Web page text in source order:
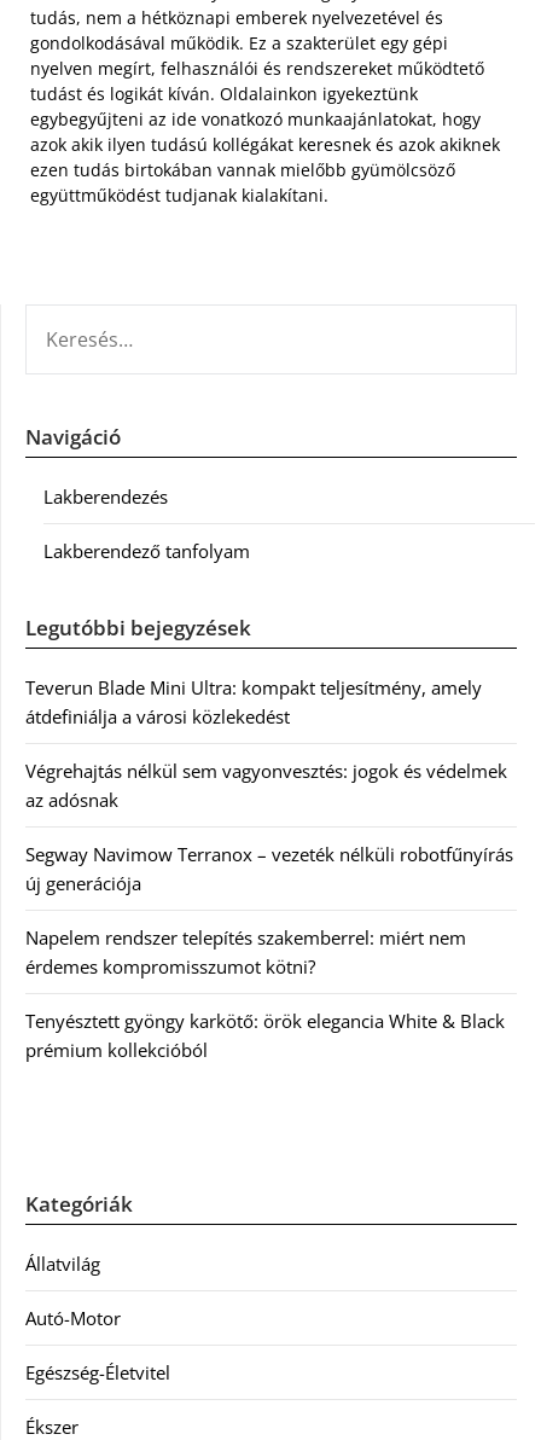
tudás, nem a hétköznapi emberek nyelvezetével és
gondolkodásával működik. Ez a szakterület egy gépi
nyelven megírt, felhasználói és rendszereket működtető
tudást és logikát kíván. Oldalainkon igyekeztünk
egybegyűjteni az ide vonatkozó munkaajánlatokat, hogy
azok akik ilyen tudású kollégákat keresnek és azok akiknek
ezen tudás birtokában vannak mielőbb gyümölcsöző
együttműködést tudjanak kialakítani.
Navigáció
Lakberendezés
Lakberendező tanfolyam
Legutóbbi bejegyzések
Teverun Blade Mini Ultra: kompakt teljesítmény, amely
átdefiniálja a városi közlekedést
Végrehajtás nélkül sem vagyonvesztés: jogok és védelmek
az adósnak
Segway Navimow Terranox – vezeték nélküli robotfűnyírás
új generációja
Napelem rendszer telepítés szakemberrel: miért nem
érdemes kompromisszumot kötni?
Tenyésztett gyöngy karkötő: örök elegancia White & Black
prémium kollekcióból
Kategóriák
Állatvilág
Autó-Motor
Egészség-Életvitel
Ékszer